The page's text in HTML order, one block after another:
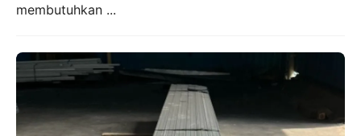
membutuhkan ...